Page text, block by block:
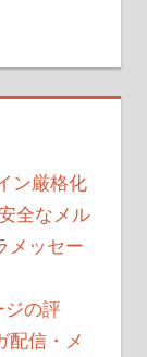
ン厳格化
全なメル
メッセー
ジの評
配信・メ